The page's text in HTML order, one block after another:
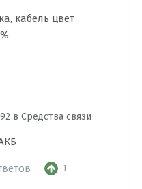
кабель цвет
в Средства связи
1